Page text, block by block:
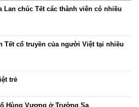
Lan chúc Tết các thành viên có nhiều
Tết cổ truyền của người Việt tại nhiều
trẻ
Hùng Vương ở Trường Sa